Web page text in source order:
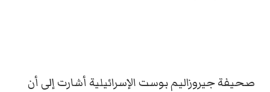
صحيفة جيروزاليم بوست الإسرائيلية أشارت إلى أن